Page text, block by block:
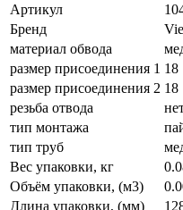
Артикул
Бренд
материал обвода
размер присоединения 1 18
размер присоединения 2 18
резьба отвода
тип монтажа
тип труб
Вес упаковки, кг
Объём упаковки, (м3)
Длина упаковки, (мм)